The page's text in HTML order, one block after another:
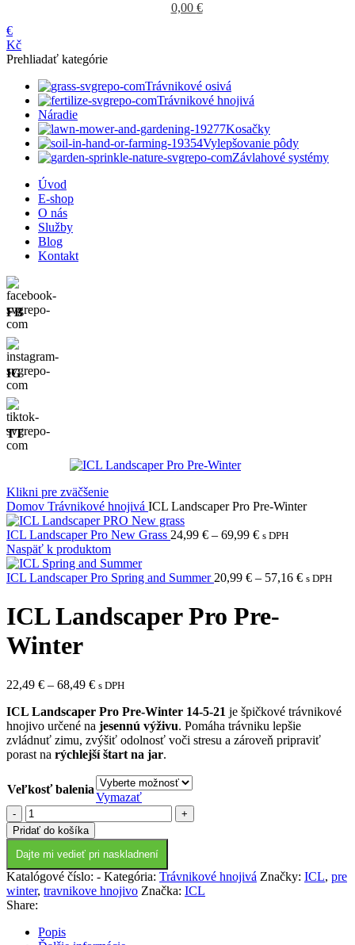
0,00 €
€
Kč
Prehliadať kategórie
Trávnikové osivá
Trávnikové hnojivá
Náradie
Kosačky
Vylepšovanie pôdy
Závlahové systémy
Úvod
E-shop
O nás
Služby
Blog
Kontakt
FB
IG
TT
Klikni pre zväčšenie
Domov Trávnikové hnojivá ICL Landscaper Pro Pre-Winter
ICL Landscaper Pro New Grass 24,99 € – 69,99 €Price
through
s DPH
Naspäť k produktom
ICL Landscaper Pro Spring and Summer 20,99 € – 57,16 €Price
s DPH
ICL Landscaper Pro Pre-
Winter
22,49 € – 68,49 €Price
22,49 €
through
68,49 €
s DPH
ICL Landscaper Pro Pre-Winter 14-5-21 je špičkové trávnikové
hnojivo určené na jesennú výživu. Pomáha trávniku lepšie
zvládnuť zimu, zvýšiť odolnosť voči stresu a zároveň pripraviť
porast na rýchlejší štart na jar.
Veľkosť balenia
Vymazať
množstvo
ICL
Landscaper
Pro
Pre-
Winter
Pridať do košíka
Dajte mi vedieť pri naskladnení
Katalógové číslo: - Kategória: Trávnikové hnojivá Značky: ICL, pre
winter, travnikove hnojivo Značka: ICL
Share:
Popis